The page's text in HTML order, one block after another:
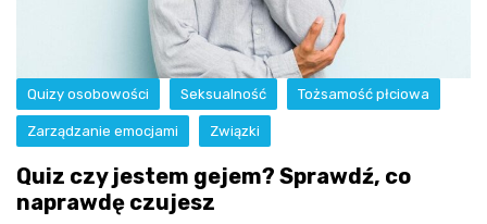
Quizy osobowości Seksualność Tożsamość płciowa
Zarządzanie emocjami Związki
Quiz czy jestem gejem? Sprawdź, co
naprawdę czujesz